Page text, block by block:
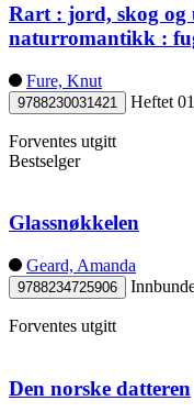
Rart : jord, skog og
naturromantikk :
Fure, Knut
9788230031421 Heftet
Forventes utgitt
Bestselger
Glassnøkkelen
Geard, Amanda
9788234725906
Forventes utgitt
Den norske datteren